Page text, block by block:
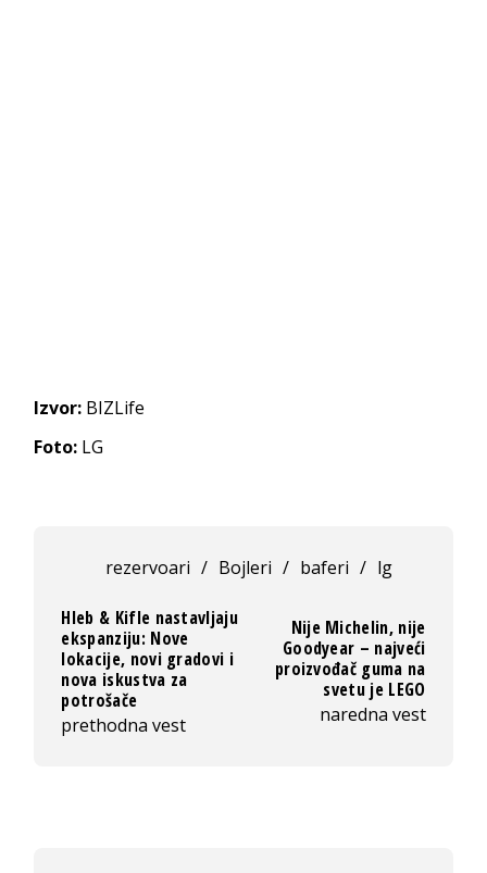
Izvor: BIZLife
Foto: LG
rezervoari / Bojleri / baferi / lg
Hleb & Kifle nastavljaju
ekspanziju: Nove
lokacije, novi gradovi i
nova iskustva za
potrošače
prethodna vest
Nije Michelin, nije
Goodyear – najveći
proizvođač guma na
svetu je LEGO
naredna vest